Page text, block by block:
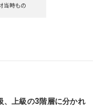
当時もの
上級の3階層に分かれ